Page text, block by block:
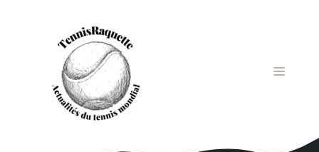
MENU